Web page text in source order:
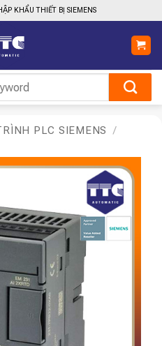
KHẨU THIẾT BỊ SIEMENS
PLC SIEMENS
/